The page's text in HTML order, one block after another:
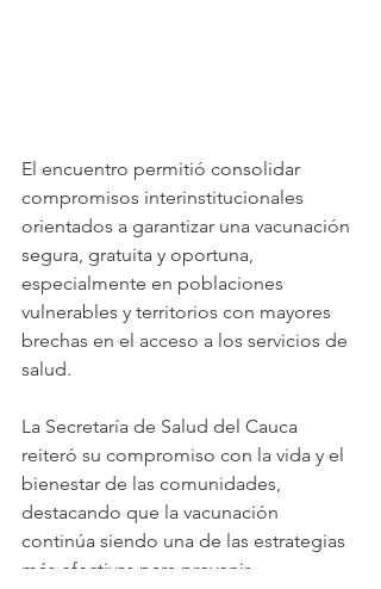
El encuentro permitió consolidar
compromisos interinstitucionales
orientados a garantizar una vacunación
segura, gratuita y oportuna,
especialmente en poblaciones
vulnerables y territorios con mayores
brechas en el acceso a los servicios de
salud.
La Secretaría de Salud del Cauca
reiteró su compromiso con la vida y el
bienestar de las comunidades,
destacando que la vacunación
continúa siendo una de las estrategias
más efectivas para prevenir